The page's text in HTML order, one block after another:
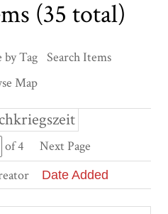
(35 total)
by Tag Search Items
Map
of 4
Next Page
Date Added